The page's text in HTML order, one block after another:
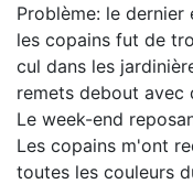
Problème: le
les copains fut de
cul dans les
remets debout avec
Le week-end
Les copains m'ont
toutes les couleurs